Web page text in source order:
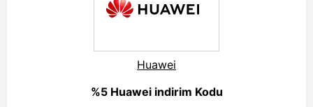
Huawei
%5 Huawei indirim Kodu